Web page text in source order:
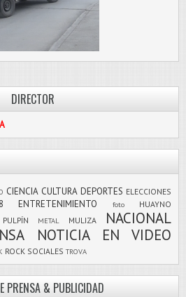
DIRECTOR
CIENCIA CULTURA DEPORTES ELECCIONES
ENTRETENIMIENTO foto HUAYNO
METAL MULIZA
NACIONAL
NOTICIA EN VIDEO
ROCK SOCIALES TROVA
PRENSA & PUBLICIDAD